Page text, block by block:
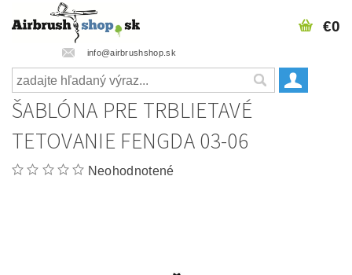
info@airbrushshop.sk
€0
ŠABLÓNA PRE TRBLIETAVÉ
TETOVANIE FENGDA 03-06
Neohodnotené